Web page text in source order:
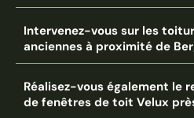
Intervenez-vous sur les
anciennes à proximité de
Réalisez-vous également le
de fenêtres de toit Velux